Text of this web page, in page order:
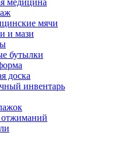
медицина
мячи
и мази
бутылки
доска
инвентарь